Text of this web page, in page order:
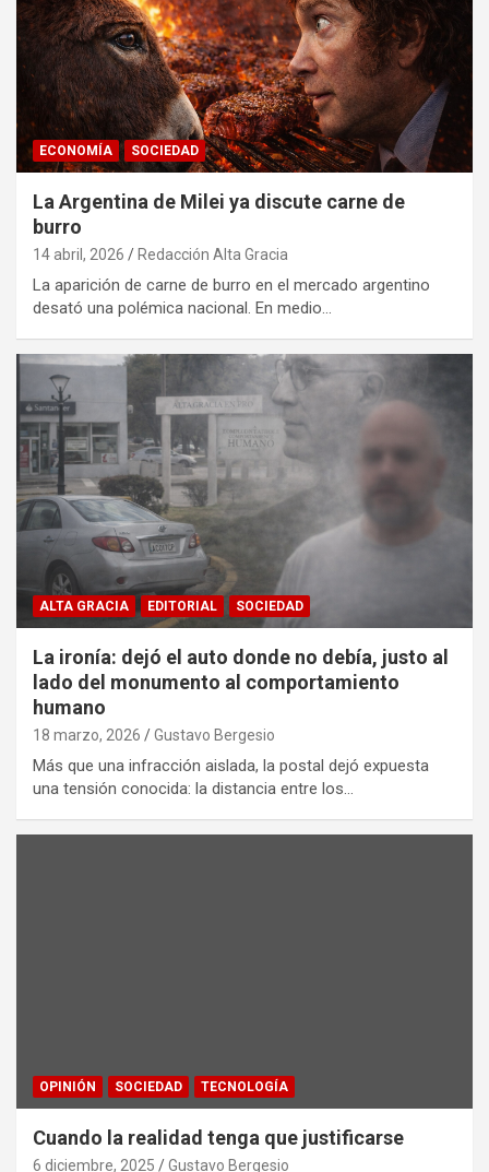
ECONOMÍA SOCIEDAD
La Argentina de Milei ya discute carne de
burro
14 abril, 2026 Redacción Alta Gracia
La aparición de carne de burro en el mercado argentino
desató una polémica nacional. En medio…
ALTA GRACIA EDITORIAL SOCIEDAD
La ironía: dejó el auto donde no debía, justo al
lado del monumento al comportamiento
humano
18 marzo, 2026 Gustavo Bergesio
Más que una infracción aislada, la postal dejó expuesta
una tensión conocida: la distancia entre los…
OPINIÓN SOCIEDAD TECNOLOGÍA
Cuando la realidad tenga que justificarse
6 diciembre, 2025 Gustavo Bergesio